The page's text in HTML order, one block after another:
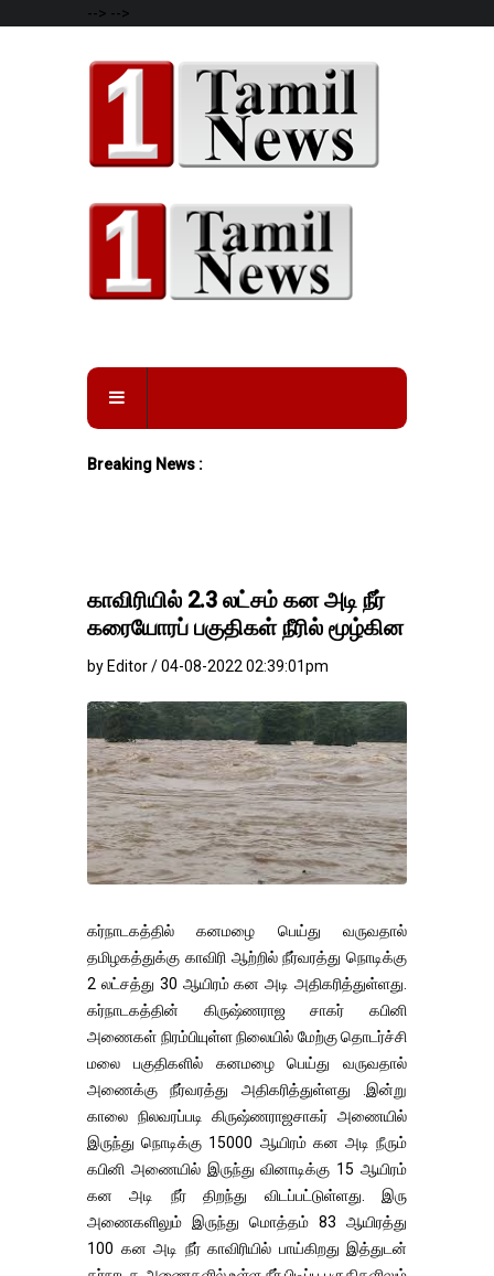
--> -->
Breaking News :
காவிரியில் 2.3 லட்சம் கன அடி நீர்
கரையோரப் பகுதிகள் நீரில் மூழ்கின
by Editor / 04-08-2022 02:39:01pm
கர்நாடகத்தில் கனமழை பெய்து வருவதால்
தமிழகத்துக்கு காவிரி ஆற்றில் நீர்வரத்து நொடிக்கு
2 லட்சத்து 30 ஆயிரம் கன அடி அதிகரித்துள்ளது.
கர்நாடகத்தின் கிருஷ்ணராஜ சாகர் கபினி
அணைகள் நிரம்பியுள்ள நிலையில் மேற்கு தொடர்ச்சி
மலை பகுதிகளில் கனமழை பெய்து வருவதால்
அணைக்கு நீர்வரத்து அதிகரித்துள்ளது .இன்று
காலை நிலவரப்படி கிருஷ்ணராஜசாகர் அணையில்
இருந்து நொடிக்கு 15000 ஆயிரம் கன அடி நீரும்
கபினி அணையில் இருந்து வினாடிக்கு 15 ஆயிரம்
கன அடி நீர் திறந்து விடப்பட்டுள்ளது. இரு
அணைகளிலும் இருந்து மொத்தம் 83 ஆயிரத்து
100 கன அடி நீர் காவிரியில் பாய்கிறது இத்துடன்